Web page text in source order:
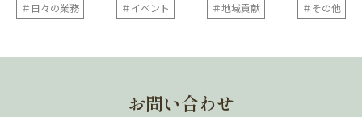
＃日々の業務
＃イベント ＃地域貢献 ＃その他
お問い合わせ